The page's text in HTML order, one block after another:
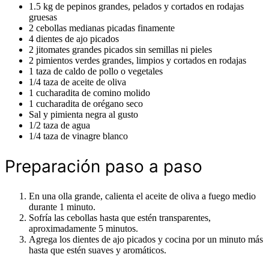
1.5 kg de pepinos grandes, pelados y cortados en rodajas
gruesas
2 cebollas medianas picadas finamente
4 dientes de ajo picados
2 jitomates grandes picados sin semillas ni pieles
2 pimientos verdes grandes, limpios y cortados en rodajas
1 taza de caldo de pollo o vegetales
1/4 taza de aceite de oliva
1 cucharadita de comino molido
1 cucharadita de orégano seco
Sal y pimienta negra al gusto
1/2 taza de agua
1/4 taza de vinagre blanco
Preparación paso a paso
En una olla grande, calienta el aceite de oliva a fuego medio
durante 1 minuto.
Sofría las cebollas hasta que estén transparentes,
aproximadamente 5 minutos.
Agrega los dientes de ajo picados y cocina por un minuto más
hasta que estén suaves y aromáticos.